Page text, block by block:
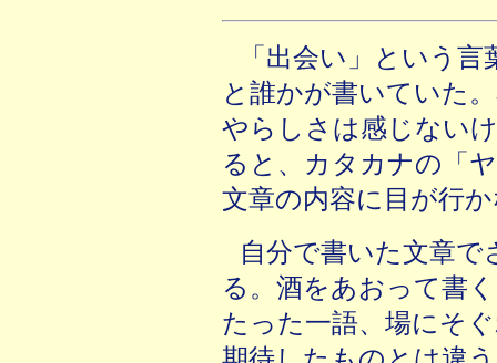
「出会い」という
と誰かが書いていた
やらしさは感じない
ると、カタカナの「
文章の内容に目が行
自分で書いた文章
る。酒をあおって書
たった一語、場にそ